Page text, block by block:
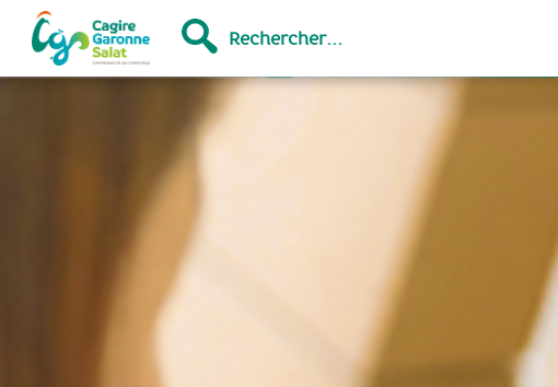
Rechercher...